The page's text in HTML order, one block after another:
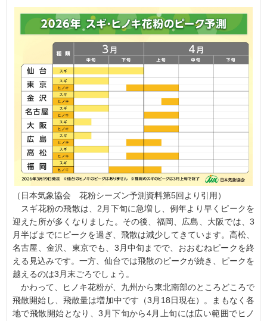
（日本気象協会 花粉シーズン予測資料第5回より引用）
スギ花粉の飛散は、2月下旬に急増し、例年より早くピークを
迎えた所が多くなりました。その後、福岡、広島、大阪では、3
月半ばまでにピークを過ぎ、飛散は減少してきています。高松、
名古屋、金沢、東京でも、3月中旬までで、おおむねピークを終
える見込みです。一方、仙台では飛散のピークが続き、ピークを
越えるのは3月末ごろでしょう。
かわって、ヒノキ花粉が、九州から東北南部のところどころで
飛散開始し、飛散量は増加中です（3月18日現在）。まもなく各
地で飛散開始となり、3月下旬から4月上旬には広い範囲でヒノ